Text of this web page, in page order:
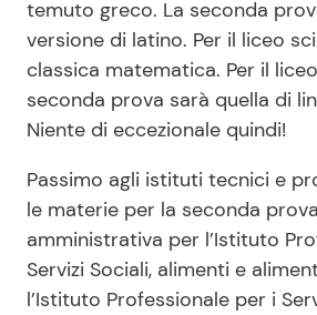
Chi siamo
Disclaimer e Privacy
Redazione
Contattaci
Pubblicità
Privacy Policy
temuto greco. La seconda
versione di latino. Per il liceo
classica matematica. Per il
seconda prova sarà quella di
Niente di eccezionale quindi!
Passimo agli istituti tecnici e
le materie per la seconda
amministrativa per l’Istituto
Servizi Sociali, alimenti e
l’Istituto Professionale per i